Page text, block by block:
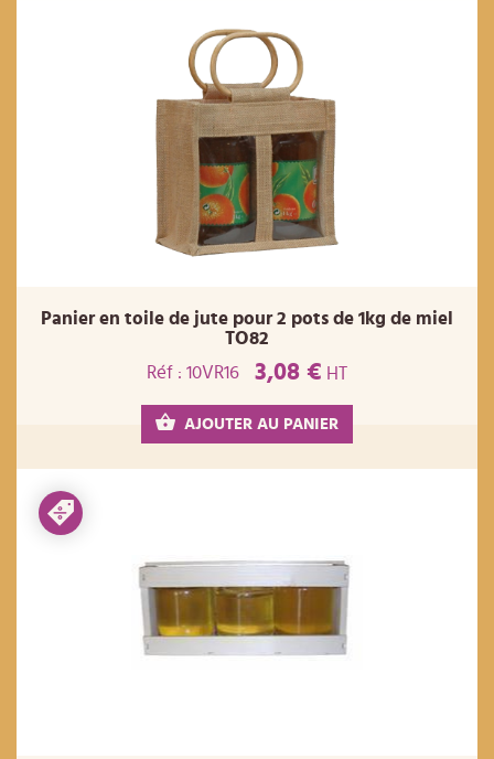
Panier en toile de jute pour 2 pots de 1kg de miel
TO82
Réf : 10VR16
3,08 € HT
AJOUTER AU PANIER